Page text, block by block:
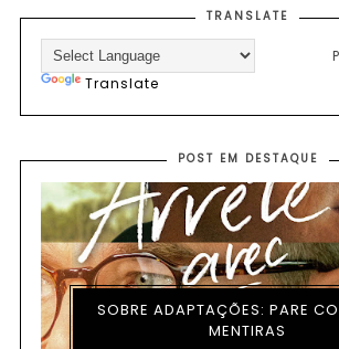
TRANSLATE
Translate
POST EM DESTAQUE
SOBRE ADAPTAÇÕES: PARE
MENTIRAS